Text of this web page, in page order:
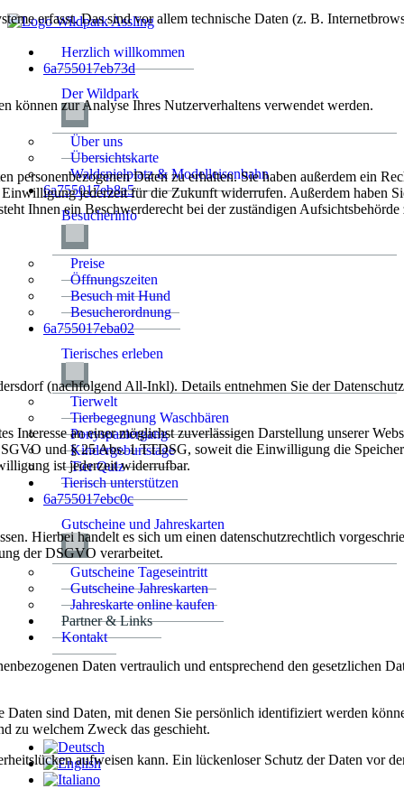
Herzlich willkommen
6a755017eb73d
Der Wildpark
Über uns
Übersichtskarte
Waldspielplatz & Modelleisenbahn
6a755017eb8a5
Besucherinfo
Preise
Öffnungszeiten
Besuch mit Hund
Besucherordnung
6a755017eba02
Tierisches erleben
Tierwelt
Tierbegegnung Waschbären
Ponyspaziergang
Kindergeburtstage
Tier Quiz
Tierisch unterstützen
6a755017ebc0c
Gutscheine und Jahreskarten
Gutscheine Tageseintritt
Gutscheine Jahreskarten
Jahreskarte online kaufen
Partner & Links
Kontakt
erfasst. Das sind vor allem technische Daten (z. B.
können zur Analyse Ihres Nutzerverhaltens verwendet werden.
Daten zu erhalten. Sie haben außerdem ein
jederzeit für die Zukunft widerrufen. Außerdem haben
Ihnen ein Beschwerderecht bei der zuständigen Aufsichtsbehörde
(nachfolgend All-Inkl). Details entnehmen Sie der
an einer möglichst zuverlässigen Darstellung unserer
und § 25 Abs. 1 TTDSG, soweit die Einwilligung die
ist jederzeit widerrufbar.
Hierbei handelt es sich um einen datenschutzrechtlich
der DSGVO verarbeitet.
Daten vertraulich und entsprechend den gesetzlichen
Daten sind Daten, mit denen Sie persönlich identifiziert werden
zu welchem Zweck das geschieht.
aufweisen kann. Ein lückenloser Schutz der Daten vor